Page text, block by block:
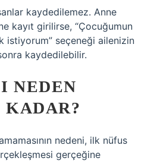
kaydedilemez. Anne
kayıt girilirse, “Çocuğumun
istiyorum” seçeneği ailenizin
kaydedilebilir.
NEDEN
KADAR?
nedeni, ilk nüfus
gerçeğine